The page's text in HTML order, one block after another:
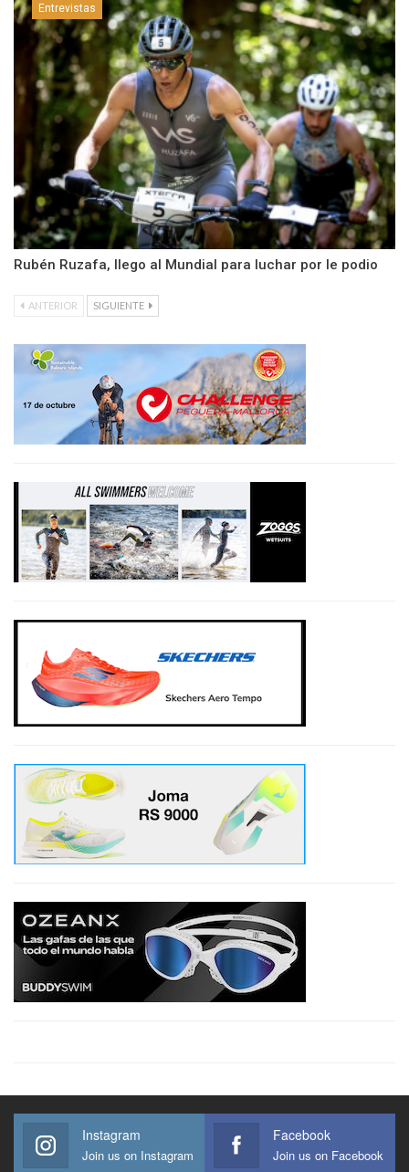
Entrevistas
Rubén Ruzafa, llego al Mundial para luchar por le podio
ANTERIOR SIGUIENTE
Instagram
Join us on Instagram
Facebook
Join us on Facebook